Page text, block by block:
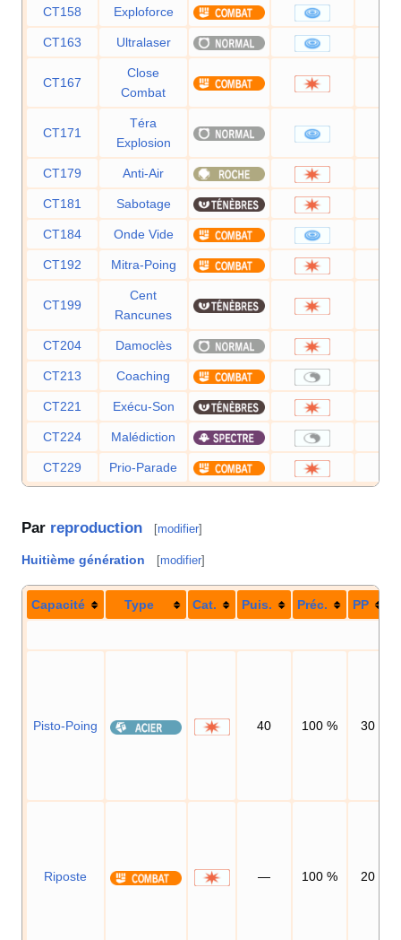
CT158 Exploforce
CT163 Ultralaser
CT167
Close
Combat
CT171
Téra
Explosion
CT179 Anti-Air
CT181 Sabotage
CT184 Onde Vide
CT192 Mitra-Poing
CT199
Cent
Rancunes
CT204 Damoclès
CT213 Coaching
CT221 Exécu-Son
CT224 Malédiction
CT229 Prio-Parade
Par reproduction [modifier]
Huitième génération [modifier]
Capacité Type Cat. Puis. Préc. PP
Pisto-Poing 40 100 % 30
Riposte — 100 % 20